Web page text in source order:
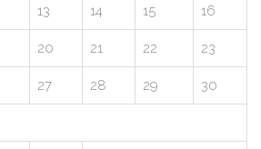
13 14 15 16
20 21 22 23
27 28 29 30